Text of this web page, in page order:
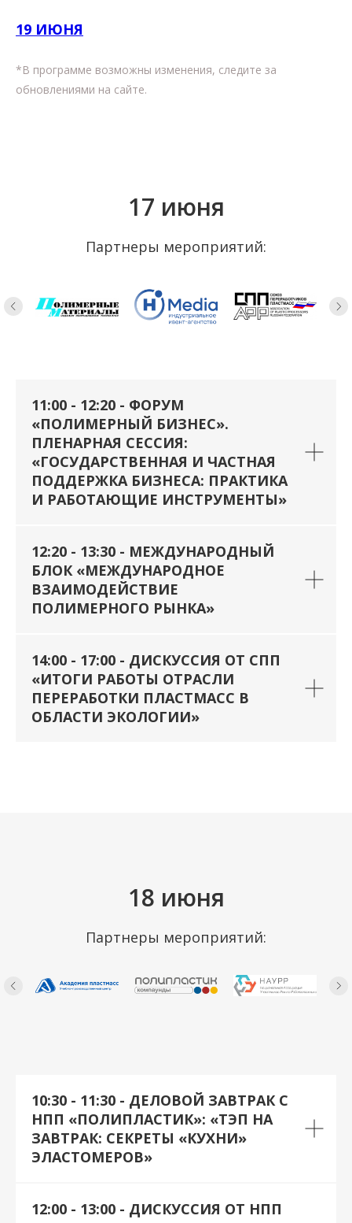
19 ИЮНЯ
*В программе возможны изменения, следите за
обновлениями на сайте.
17 июня
Партнеры мероприятий:
11:00 - 12:20 - ФОРУМ
«ПОЛИМЕРНЫЙ БИЗНЕС».
ПЛЕНАРНАЯ СЕССИЯ:
«ГОСУДАРСТВЕННАЯ И ЧАСТНАЯ
ПОДДЕРЖКА БИЗНЕСА: ПРАКТИКА
И РАБОТАЮЩИЕ ИНСТРУМЕНТЫ»
12:20 - 13:30 - МЕЖДУНАРОДНЫЙ
БЛОК «МЕЖДУНАРОДНОЕ
ВЗАИМОДЕЙСТВИЕ
ПОЛИМЕРНОГО РЫНКА»
14:00 - 17:00 - ДИСКУССИЯ ОТ СПП
«ИТОГИ РАБОТЫ ОТРАСЛИ
ПЕРЕРАБОТКИ ПЛАСТМАСС В
ОБЛАСТИ ЭКОЛОГИИ»
18 июня
Партнеры мероприятий:
10:30 - 11:30 - ДЕЛОВОЙ ЗАВТРАК С
НПП «ПОЛИПЛАСТИК»: «ТЭП НА
ЗАВТРАК: СЕКРЕТЫ «КУХНИ»
ЭЛАСТОМЕРОВ»
12:00 - 13:00 - ДИСКУССИЯ ОТ НПП